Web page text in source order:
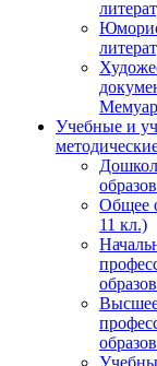
Учебные и
Общее
11 кл.)